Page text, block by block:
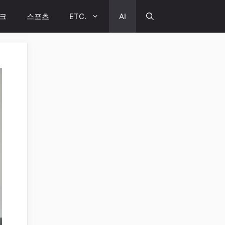
스포츠 ETC. AI